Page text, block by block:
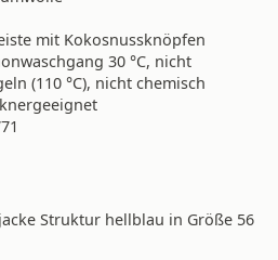
mit Kokosnussknöpfen
30 °C, nicht
(110 °C), nicht chemisch
Struktur hellblau in Größe 56